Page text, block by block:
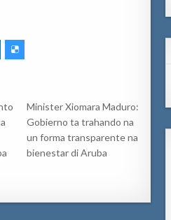
Minister Xiomara Maduro:
Gobierno ta trahando na
un forma transparente na
bienestar di Aruba